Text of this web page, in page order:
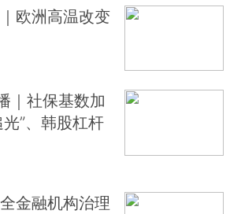
欧洲高温改变
｜社保基数加
”、韩股杠杆
金融机构治理